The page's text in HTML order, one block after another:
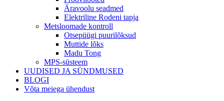
Äravoolu seadmed
Elektriline Rodeni tapja
Metsloomade kontroll
Otsepüügi puurilõksud
Muttide lõks
Madu Tong
MPS-süsteem
UUDISED JA SÜNDMUSED
BLOGI
Võta meiega ühendust